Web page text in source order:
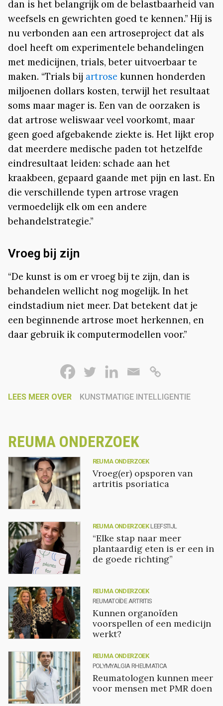
dan is het belangrijk om de belastbaarheid van
weefsels en gewrichten goed te kennen.” Hij is
nu verbonden aan een artroseproject dat als
doel heeft om experimentele behandelingen
met medicijnen, trials, beter uitvoerbaar te
maken. “Trials bij artrose kunnen honderden
miljoenen dollars kosten, terwijl het resultaat
soms maar mager is. Een van de oorzaken is
dat artrose weliswaar veel voorkomt, maar
geen goed afgebakende ziekte is. Het lijkt erop
dat meerdere medische paden tot hetzelfde
eindresultaat leiden: schade aan het
kraakbeen, gepaard gaande met pijn en last. En
die verschillende typen artrose vragen
vermoedelijk elk om een andere
behandelstrategie.”
Vroeg bij zijn
“De kunst is om er vroeg bij te zijn, dan is
behandelen wellicht nog mogelijk. In het
eindstadium niet meer. Dat betekent dat je
een beginnende artrose moet herkennen, en
daar gebruik ik computermodellen voor.”
LEES MEER OVER KUNSTMATIGE INTELLIGENTIE
REUMA ONDERZOEK
REUMA ONDERZOEK
Vroeg(er) opsporen van
artritis psoriatica
REUMA ONDERZOEK LEEFSTIJL
“Elke stap naar meer
plantaardig eten is er een in
de goede richting”
REUMA ONDERZOEK
REUMATOÏDE ARTRITIS
Kunnen organoïden
voorspellen of een medicijn
werkt?
REUMA ONDERZOEK
POLYMYALGIA RHEUMATICA
Reumatologen kunnen meer
voor mensen met PMR doen